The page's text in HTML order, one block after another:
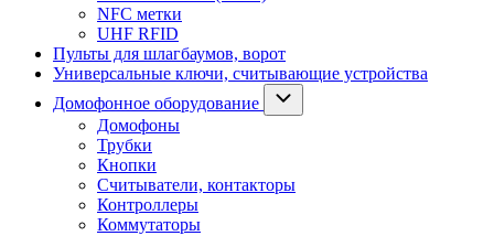
NFC метки
UHF RFID
Пульты для шлагбаумов, ворот
Универсальные ключи, считывающие устройства
Домофонное оборудование
Домофоны
Трубки
Кнопки
Считыватели, контакторы
Контроллеры
Коммутаторы